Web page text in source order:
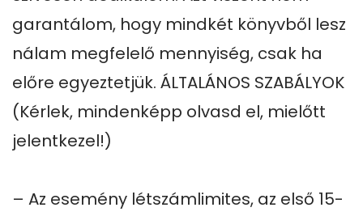
garantálom, hogy mindkét könyvből lesz
nálam megfelelő mennyiség, csak ha
előre egyeztetjük. ÁLTALÁNOS SZABÁLYOK
(Kérlek, mindenképp olvasd el, mielőtt
jelentkezel!)
– Az esemény létszámlimites, az első 15-